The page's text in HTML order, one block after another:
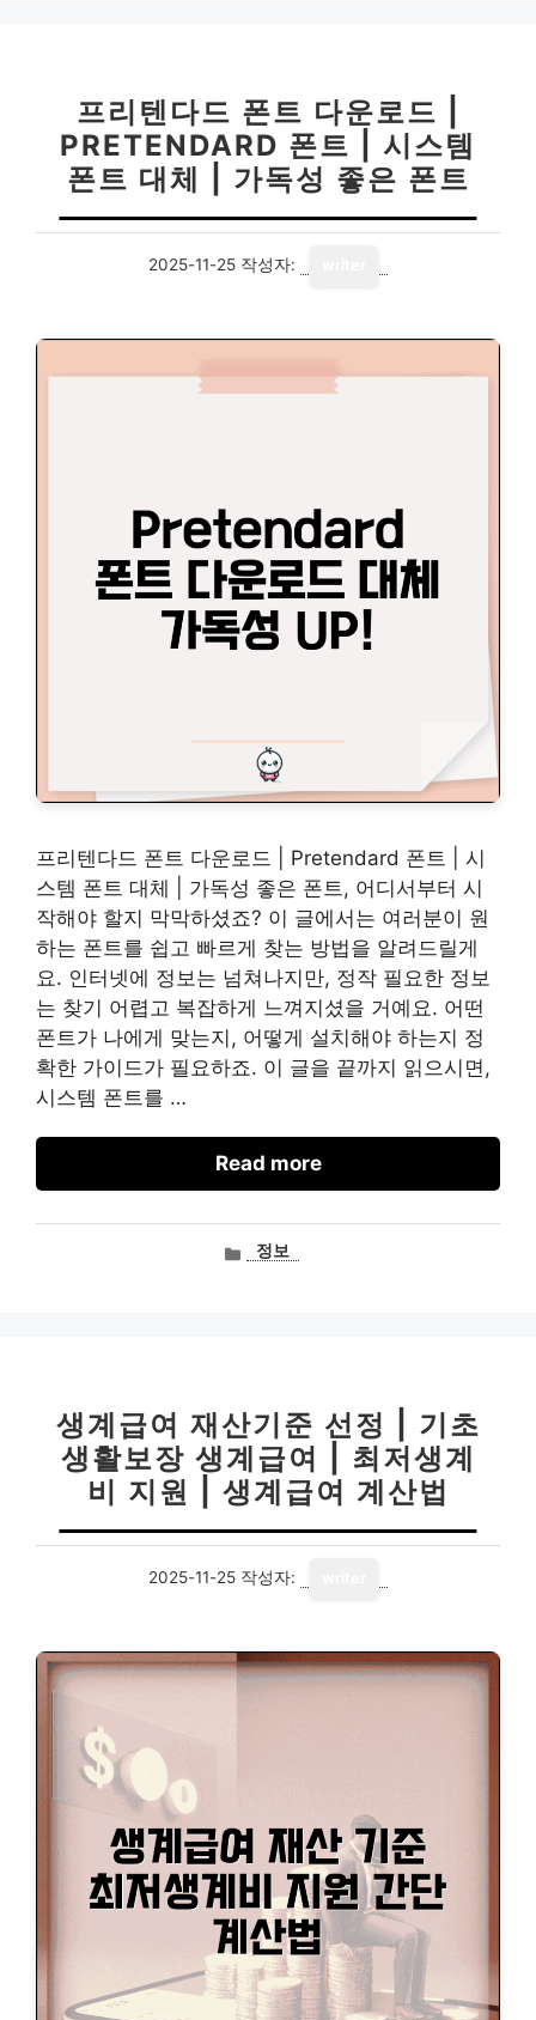
프리텐다드 폰트 다운로드 |
PRETENDARD 폰트 | 시스템
폰트 대체 | 가독성 좋은 폰트
2025-11-25 작성자:
프리텐다드 폰트 다운로드 | Pretendard 폰트 | 시
스템 폰트 대체 | 가독성 좋은 폰트, 어디서부터 시
작해야 할지 막막하셨죠? 이 글에서는 여러분이 원
하는 폰트를 쉽고 빠르게 찾는 방법을 알려드릴게
요. 인터넷에 정보는 넘쳐나지만, 정작 필요한 정보
는 찾기 어렵고 복잡하게 느껴지셨을 거예요. 어떤
폰트가 나에게 맞는지, 어떻게 설치해야 하는지 정
확한 가이드가 필요하죠. 이 글을 끝까지 읽으시면,
시스템 폰트를 …
Read more
카정보
생계급여 재산기준 선정 | 기초
생활보장 생계급여 | 최저생계
비 지원 | 생계급여 계산법
2025-11-25 작성자: